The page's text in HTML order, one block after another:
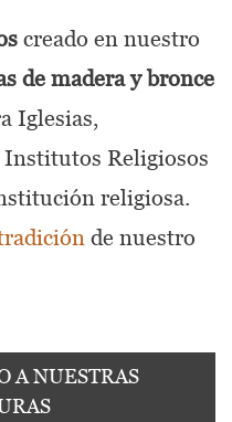
creado en nuestro
de madera y bronce
Iglesias,
Religiosos
religiosa.
de nuestro
A NUESTRAS